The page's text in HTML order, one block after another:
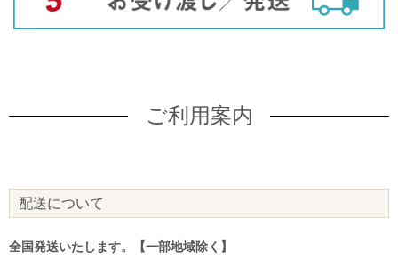
ご利用案内
配送について
全国発送いたします。【一部地域除く】